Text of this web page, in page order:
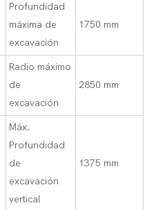
Profundidad
máxima de
excavación
1750 mm
Radio máximo
de
excavación
2850 mm
Máx.
Profundidad
de
excavación
vertical
1375 mm